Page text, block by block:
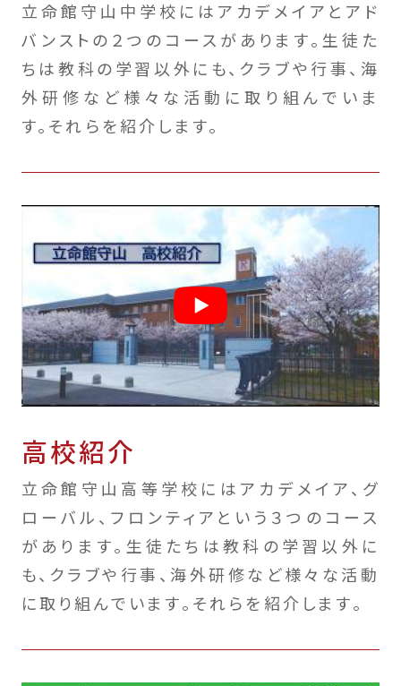
立命館守山中学校にはアカデメイアとアド
バンストの２つのコースがあります。生徒た
ちは教科の学習以外にも、クラブや行事、海
外研修など様々な活動に取り組んでいま
す。それらを紹介します。
高校紹介
立命館守山高等学校にはアカデメイア、グ
ローバル、フロンティアという３つのコース
があります。生徒たちは教科の学習以外に
も、クラブや行事、海外研修など様々な活動
に取り組んでいます。それらを紹介します。